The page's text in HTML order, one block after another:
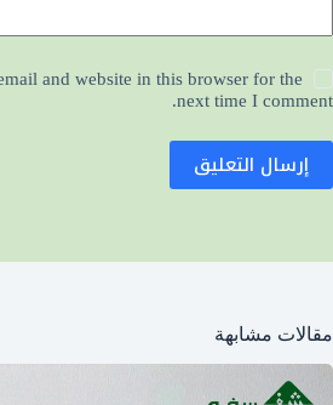
and website in this browser for the
next time I comment.
إرسال التعليق
مقالات مشابهة